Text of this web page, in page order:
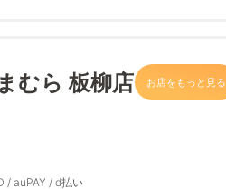
むら 板柳店 お店をもっと見る
/ auPAY / d払い